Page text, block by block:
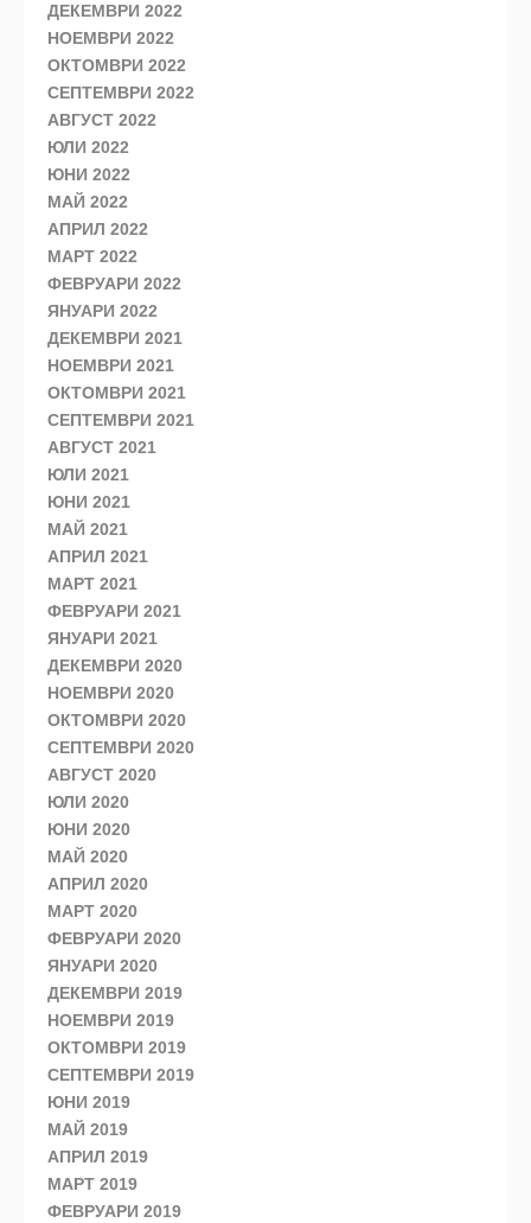
ДЕКЕМВРИ 2022
НОЕМВРИ 2022
ОКТОМВРИ 2022
СЕПТЕМВРИ 2022
АВГУСТ 2022
ЮЛИ 2022
ЮНИ 2022
МАЙ 2022
АПРИЛ 2022
МАРТ 2022
ФЕВРУАРИ 2022
ЯНУАРИ 2022
ДЕКЕМВРИ 2021
НОЕМВРИ 2021
ОКТОМВРИ 2021
СЕПТЕМВРИ 2021
АВГУСТ 2021
ЮЛИ 2021
ЮНИ 2021
МАЙ 2021
АПРИЛ 2021
МАРТ 2021
ФЕВРУАРИ 2021
ЯНУАРИ 2021
ДЕКЕМВРИ 2020
НОЕМВРИ 2020
ОКТОМВРИ 2020
СЕПТЕМВРИ 2020
АВГУСТ 2020
ЮЛИ 2020
ЮНИ 2020
МАЙ 2020
АПРИЛ 2020
МАРТ 2020
ФЕВРУАРИ 2020
ЯНУАРИ 2020
ДЕКЕМВРИ 2019
НОЕМВРИ 2019
ОКТОМВРИ 2019
СЕПТЕМВРИ 2019
ЮНИ 2019
МАЙ 2019
АПРИЛ 2019
МАРТ 2019
ФЕВРУАРИ 2019